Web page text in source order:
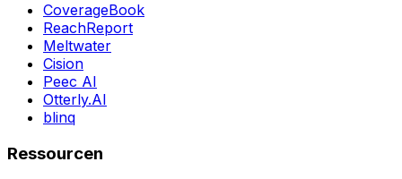
CoverageBook
ReachReport
Meltwater
Cision
Peec AI
Otterly.AI
blinq
Ressourcen